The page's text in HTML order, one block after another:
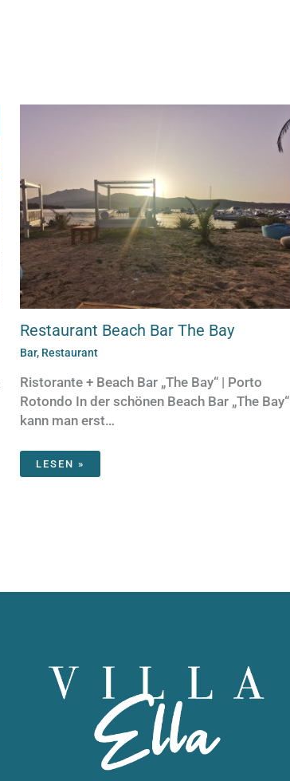
Restaurant Beach Bar The Bay
Bar, Restaurant
Ristorante + Beach Bar „The Bay“ | Porto
Rotondo In der schönen Beach Bar „The Bay“
kann man erst…
LESEN »